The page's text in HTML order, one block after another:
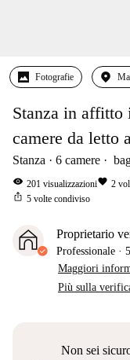
Fotografie
Stanza in affitto
camere da letto
Stanza 6 camere
visibility 201 visualizzazionifavorite 2
ios_share 5 volte condiviso
Proprietario
Professionale ·
Maggiori
Più sulla
Non sei